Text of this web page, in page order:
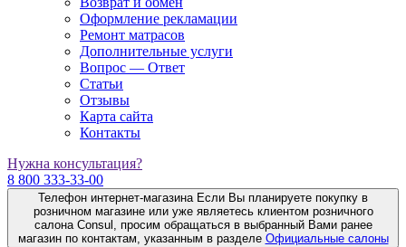
Оформление рекламации
Ремонт матрасов
Дополнительные услуги
Вопрос — Ответ
Статьи
Отзывы
Карта сайта
Контакты
Нужна консультация?
8 800 333-33-00
Телефон интернет-магазина Если Вы планируете покупку в
розничном магазине или уже являетесь клиентом розничного
салона Consul, просим обращаться в выбранный Вами ранее
магазин по контактам, указанным в разделе Официальные салоны